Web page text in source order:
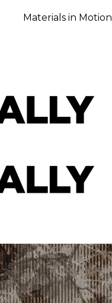
Materials in Motion